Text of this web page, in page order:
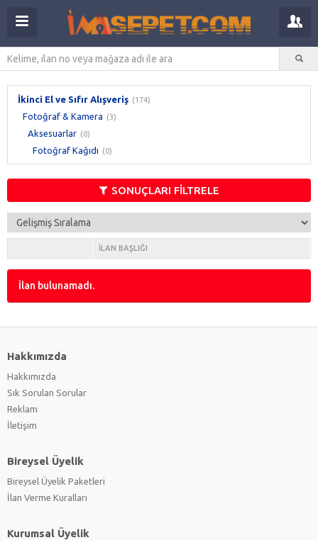
İkinci El ve Sıfır Alışveriş (174)
Fotoğraf & Kamera (3)
Aksesuarlar (0)
Fotoğraf Kağıdı (0)
SONUÇLARI FİLTRELE
İLAN BAŞLIĞI
İlan bulunamadı.
Hakkımızda
Hakkımızda
Sık Sorulan Sorular
Reklam
İletişim
Bireysel Üyelik
Bireysel Üyelik Paketleri
İlan Verme Kuralları
Kurumsal Üyelik